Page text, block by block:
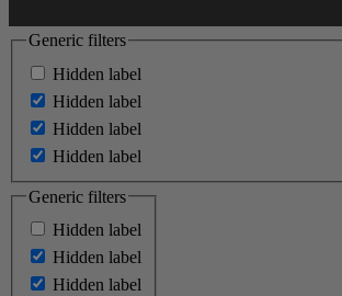
Generic filters
Hidden label
Hidden label
Hidden label
Hidden label
Generic filters
Hidden label
Hidden label
Hidden label